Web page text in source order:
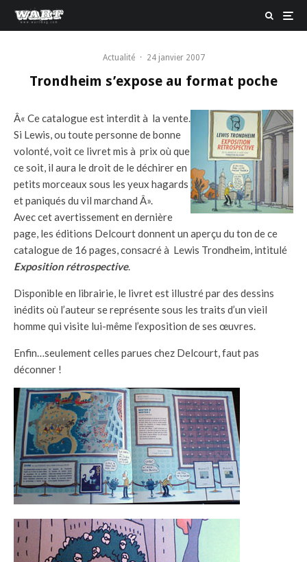
Actualité · 24 janvier 2007
Trondheim s’expose au format poche
Â« Ce catalogue est interdit à la vente.
Si Lewis, ou toute personne de bonne
volonté, voit ce livret mis à prix où que
ce soit, il aura le droit de le déchirer en
petits morceaux sous les yeux hagards
et paniqués du vil marchand Â».
Avec cet avertissement en dernière
page, les éditions Delcourt donnent un aperçu du ton de ce
catalogue de 16 pages, consacré à Lewis Trondheim, intitulé
Exposition rétrospective.
Disponible en librairie, le livret est illustré par des dessins
inédits où l’auteur se représente sous les traits d’un vieil
homme qui visite lui-même l’exposition de ses œuvres.
Enfin…seulement celles parues chez Delcourt, faut pas
déconner !